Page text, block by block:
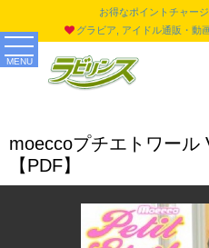
MENU
お得なポイントチャー
グラビア, アイドル通販・動
moeccoプチエトワール
【PDF】